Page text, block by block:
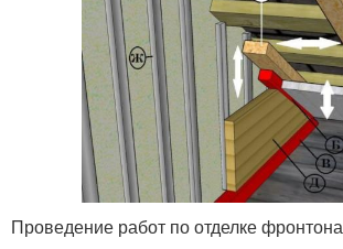
Проведение работ по отделке фронтона